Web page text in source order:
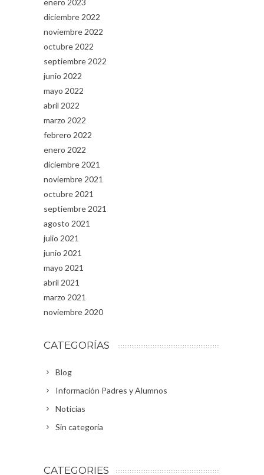
diciembre 2022
noviembre 2022
octubre 2022
septiembre 2022
junio 2022
mayo 2022
abril 2022
marzo 2022
febrero 2022
enero 2022
diciembre 2021
noviembre 2021
octubre 2021
septiembre 2021
agosto 2021
julio 2021
junio 2021
mayo 2021
abril 2021
marzo 2021
noviembre 2020
CATEGORÍAS
Blog
Información Padres y Alumnos
Noticias
Sin categoría
CATEGORIES